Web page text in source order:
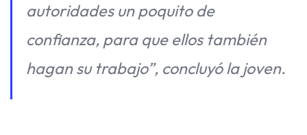
autoridades un poquito de
confianza, para que ellos también
hagan su trabajo”, concluyó la joven.